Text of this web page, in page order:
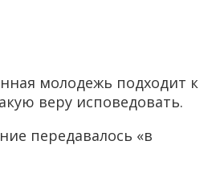
молодежь подходит к
веру исповедовать.
передавалось «в